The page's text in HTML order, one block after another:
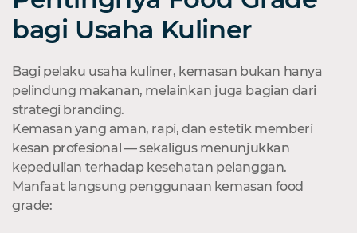
bagi Usaha Kuliner
Bagi pelaku usaha kuliner, kemasan bukan hanya
pelindung makanan, melainkan juga bagian dari
strategi branding.
Kemasan yang aman, rapi, dan estetik memberi
kesan profesional — sekaligus menunjukkan
kepedulian terhadap kesehatan pelanggan.
Manfaat langsung penggunaan kemasan food
grade: